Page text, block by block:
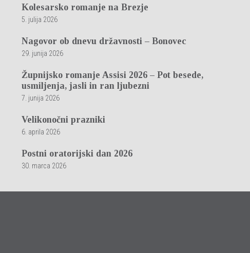
Kolesarsko romanje na Brezje
5. julija 2026
Nagovor ob dnevu državnosti – Bonovec
29. junija 2026
Župnijsko romanje Assisi 2026 – Pot besede,
usmiljenja, jasli in ran ljubezni
7. junija 2026
Velikonočni prazniki
6. aprila 2026
Postni oratorijski dan 2026
30. marca 2026